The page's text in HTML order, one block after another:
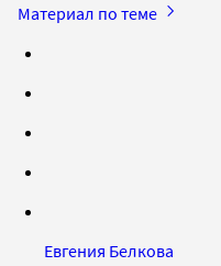
Материал по теме
Евгения Белкова